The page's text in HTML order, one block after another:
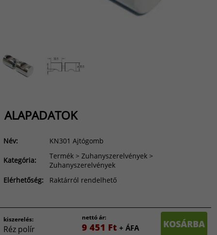
ALAPADATOK
Név: KN301 Ajtógomb
Kategória:
Termék > Zuhanyszerelvények >
Zuhanyszerelvények
Elérhetőség:
Raktárról rendelhető
kiszerelés:
Réz polír
nettó ár:
9 451 Ft + ÁFA KOSÁRBA